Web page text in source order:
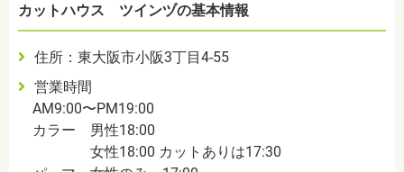
カットハウス ツインヅの基本情報
住所：東大阪市小阪3丁目4-55
営業時間
AM9:00〜PM19:00
カラー 男性18:00
女性18:00 カットありは17:30